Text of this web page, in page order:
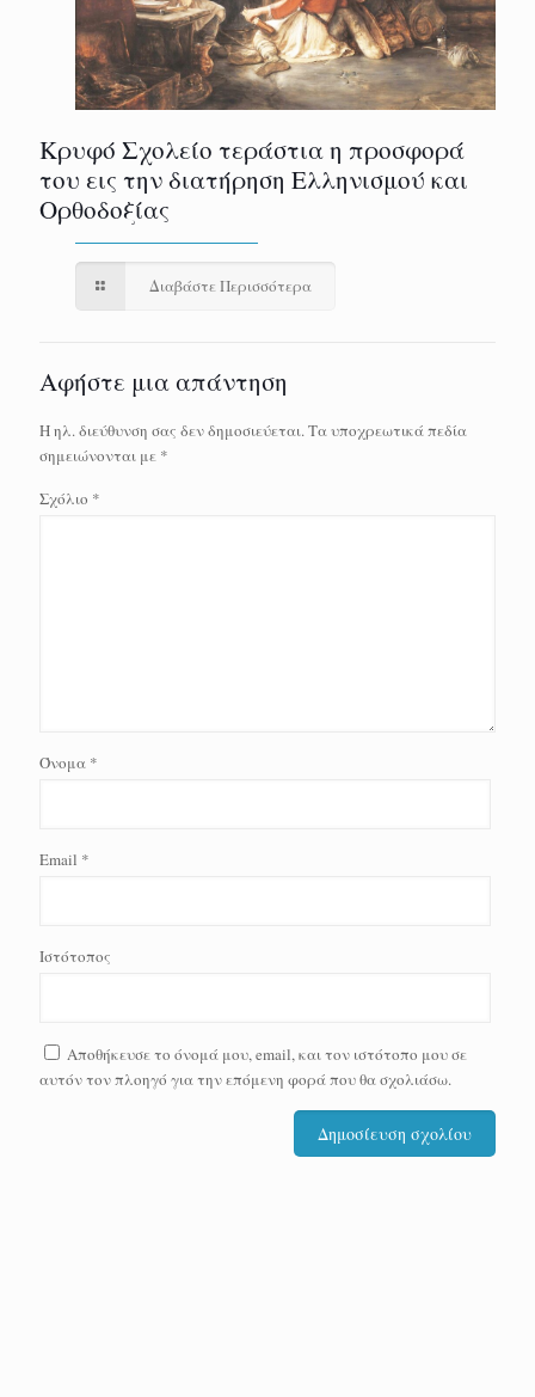
Κρυφό Σχολείο τεράστια η προσφορά
του εις την διατήρηση Ελληνισμού και
Ορθοδοξίας
Διαβάστε Περισσότερα
Αφήστε μια απάντηση
Η ηλ. διεύθυνση σας δεν δημοσιεύεται.Τα υποχρεωτικά πεδία
σημειώνονται με *
Σχόλιο *
Όνομα *
Email *
Ιστότοπος
Αποθήκευσε το όνομά μου, email, και τον ιστότοπο μου σε
αυτόν τον πλοηγό για την επόμενη φορά που θα σχολιάσω.